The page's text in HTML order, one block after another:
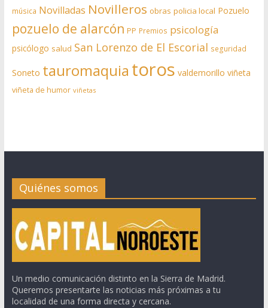
música Novilladas Novilleros obras policia local Pozuelo
pozuelo de alarcón PP Premios psicología
psicólogo salud San Lorenzo de El Escorial seguridad
Soneto tauromaquia toros valdemorillo viñeta
viñeta de humor viñetas
Quiénes somos
Un medio comunicación distinto en la Sierra de Madrid.
Queremos presentarte las noticias más próximas a tu
localidad de una forma directa y cercana.